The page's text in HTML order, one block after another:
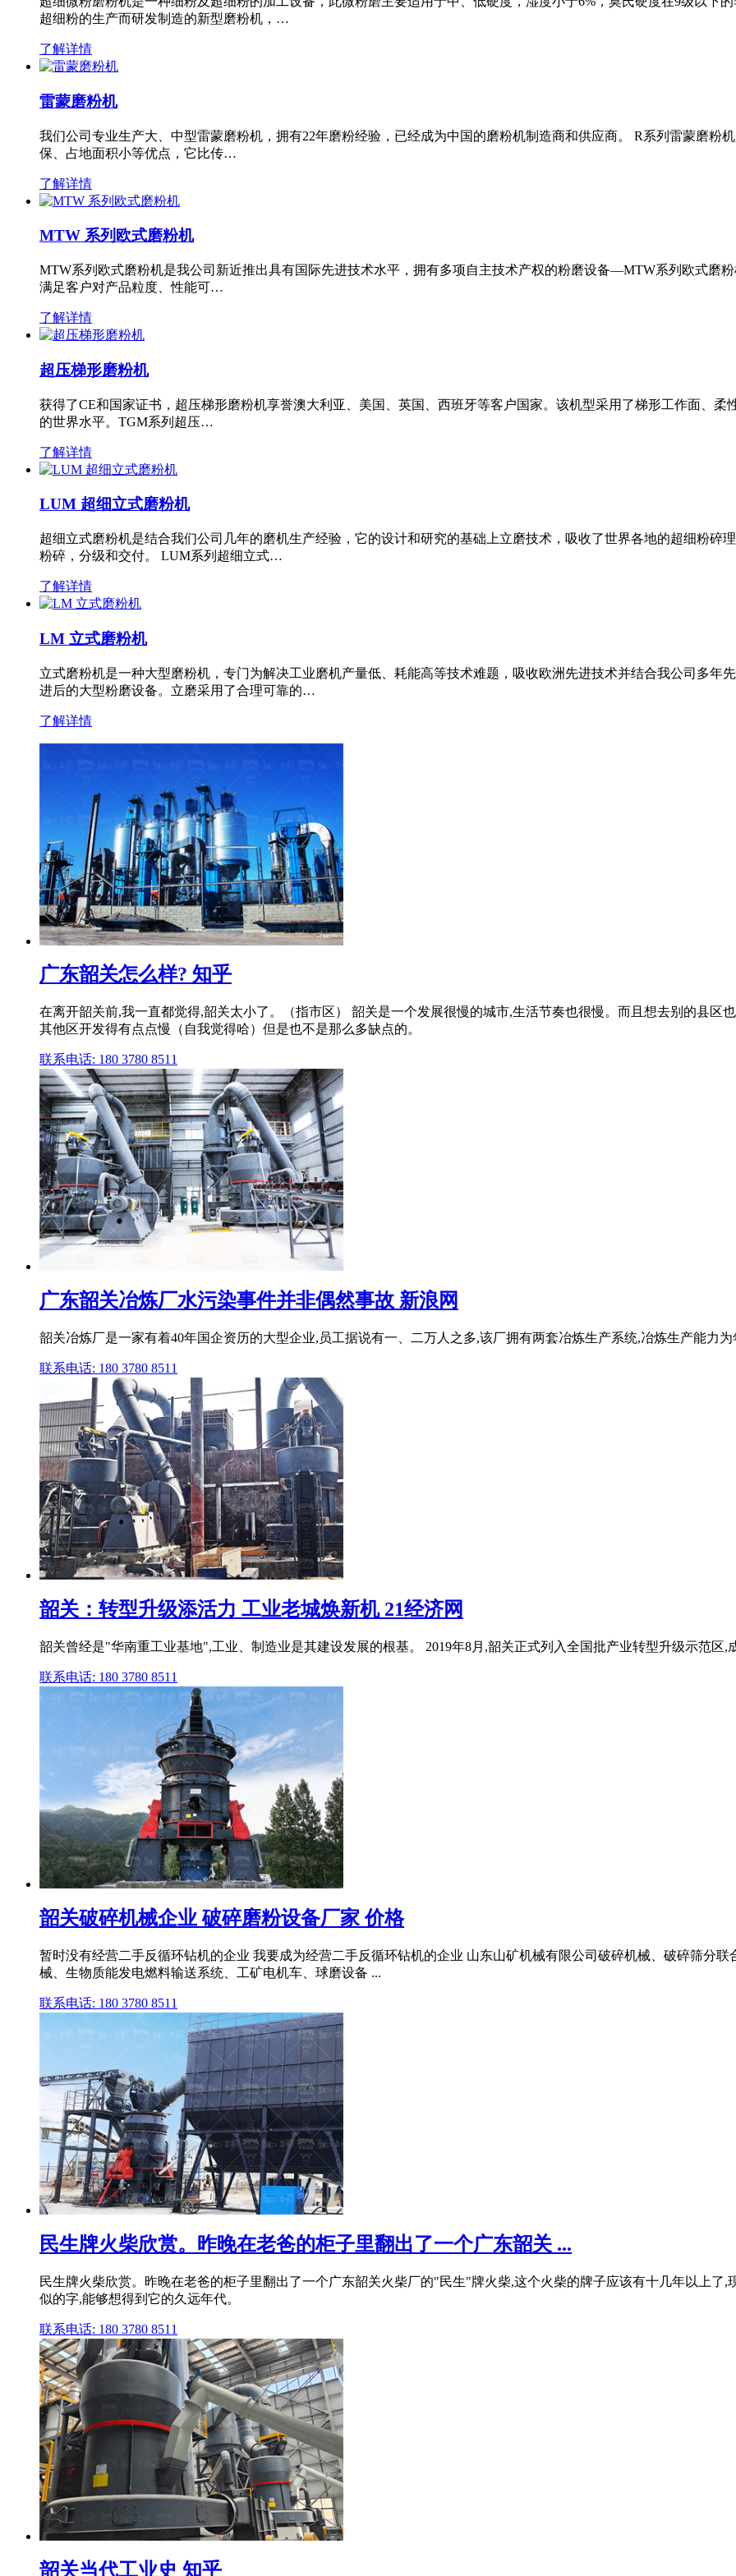
超细粉的生产而研发制造的新型磨粉机，…
了解详情
雷蒙磨粉机
我们公司专业生产大、中型雷蒙磨粉机，拥有22年磨粉经验，已经成为中国的磨粉机制造商和供应商。 R系列雷蒙磨粉
保、占地面积小等优点，它比传…
了解详情
MTW 系列欧式磨粉机
MTW系列欧式磨粉机是我公司新近推出具有国际先进技术水平，拥有多项自主技术产权的粉磨设备—MTW系列欧式磨
满足客户对产品粒度、性能可…
了解详情
超压梯形磨粉机
获得了CE和国家证书，超压梯形磨粉机享誉澳大利亚、美国、英国、西班牙等客户国家。该机型采用了梯形工作面、
的世界水平。TGM系列超压…
了解详情
LUM 超细立式磨粉机
超细立式磨粉机是结合我们公司几年的磨机生产经验，它的设计和研究的基础上立磨技术，吸收了世界各地的超细粉碎
粉碎，分级和交付。 LUM系列超细立式…
了解详情
LM 立式磨粉机
立式磨粉机是一种大型磨粉机，专门为解决工业磨机产量低、耗能高等技术难题，吸收欧洲先进技术并结合我公司多年
进后的大型粉磨设备。立磨采用了合理可靠的…
了解详情
广东韶关怎么样? 知乎
在离开韶关前,我一直都觉得,韶关太小了。（指市区） 韶关是一个发展很慢的城市,生活节奏也很慢。而且想去别的县区
其他区开发得有点点慢（自我觉得哈）但是也不是那么多缺点的。
联系电话: 180 3780 8511
广东韶关冶炼厂水污染事件并非偶然事故 新浪网
韶关冶炼厂是一家有着40年国企资历的大型企业,员工据说有一、二万人之多,该厂拥有两套冶炼生产系统,冶炼生产能力为
联系电话: 180 3780 8511
韶关：转型升级添活力 工业老城焕新机 21经济网
韶关曾经是"华南重工业基地",工业、制造业是其建设发展的根基。 2019年8月,韶关正式列入全国批产业转型升级示范区,
联系电话: 180 3780 8511
韶关破碎机械企业 破碎磨粉设备厂家 价格
暂时没有经营二手反循环钻机的企业 我要成为经营二手反循环钻机的企业 山东山矿机械有限公司破碎机械、破碎筛分
械、生物质能发电燃料输送系统、工矿电机车、球磨设备 ...
联系电话: 180 3780 8511
民生牌火柴欣赏。昨晚在老爸的柜子里翻出了一个广东韶关 ...
民生牌火柴欣赏。昨晚在老爸的柜子里翻出了一个广东韶关火柴厂的"民生"牌火柴,这个火柴的牌子应该有十几年以上了
似的字,能够想得到它的久远年代。
联系电话: 180 3780 8511
韶关当代工业史 知乎